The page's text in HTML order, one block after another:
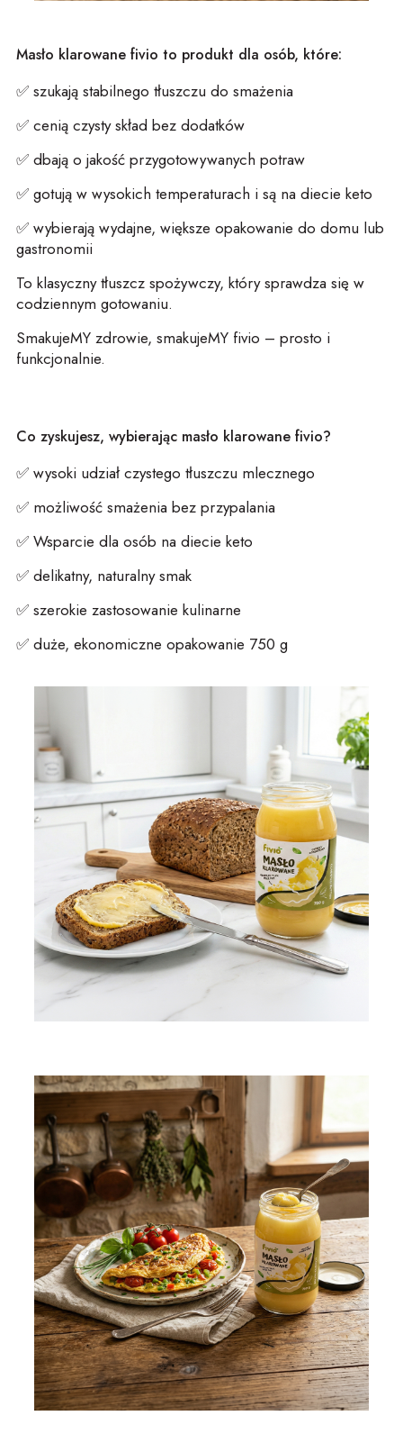
Masło klarowane fivio to produkt dla osób, które:
✅ szukają stabilnego tłuszczu do smażenia
✅ cenią czysty skład bez dodatków
✅ dbają o jakość przygotowywanych potraw
✅ gotują w wysokich temperaturach i są na diecie keto
✅ wybierają wydajne, większe opakowanie do domu lub
gastronomii
To klasyczny tłuszcz spożywczy, który sprawdza się w
codziennym gotowaniu.
SmakujeMY zdrowie, smakujeMY fivio – prosto i
funkcjonalnie.
Co zyskujesz, wybierając masło klarowane fivio?
✅ wysoki udział czystego tłuszczu mlecznego
✅ możliwość smażenia bez przypalania
✅ Wsparcie dla osób na diecie keto
✅ delikatny, naturalny smak
✅ szerokie zastosowanie kulinarne
✅ duże, ekonomiczne opakowanie 750 g